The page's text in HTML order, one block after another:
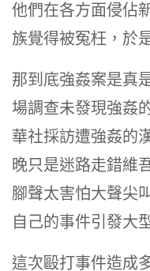
他們在各方面侵佔
族覺得被冤枉，於
那到底強姦案是真
場調查未發現強姦
華社採訪遭強姦的
晚只是迷路走錯維
腳聲太害怕大聲尖
自己的事件引發大
這次毆打事件造成